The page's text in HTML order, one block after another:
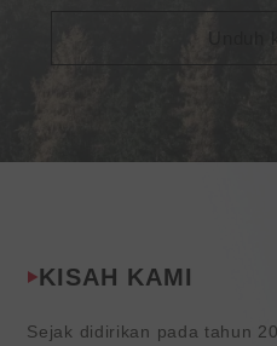
Unduh
KISAH KAMI
Sejak didirikan pada tahun